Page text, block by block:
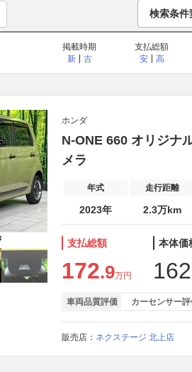
検索条件
掲載時期
新
古
支払総額
安
高
ホンダ
N-ONE 660 オリジナ
メラ
年式 走行距離
2023年 2.3万km
支払総額
172.9万円
本体価
162
車両品質評価 カーセンサー
販売店： ネクステージ 北上店